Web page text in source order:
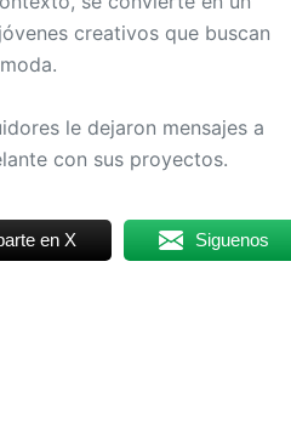
creativos que buscan
le dejaron mensajes a
con sus proyectos.
en X Siguenos